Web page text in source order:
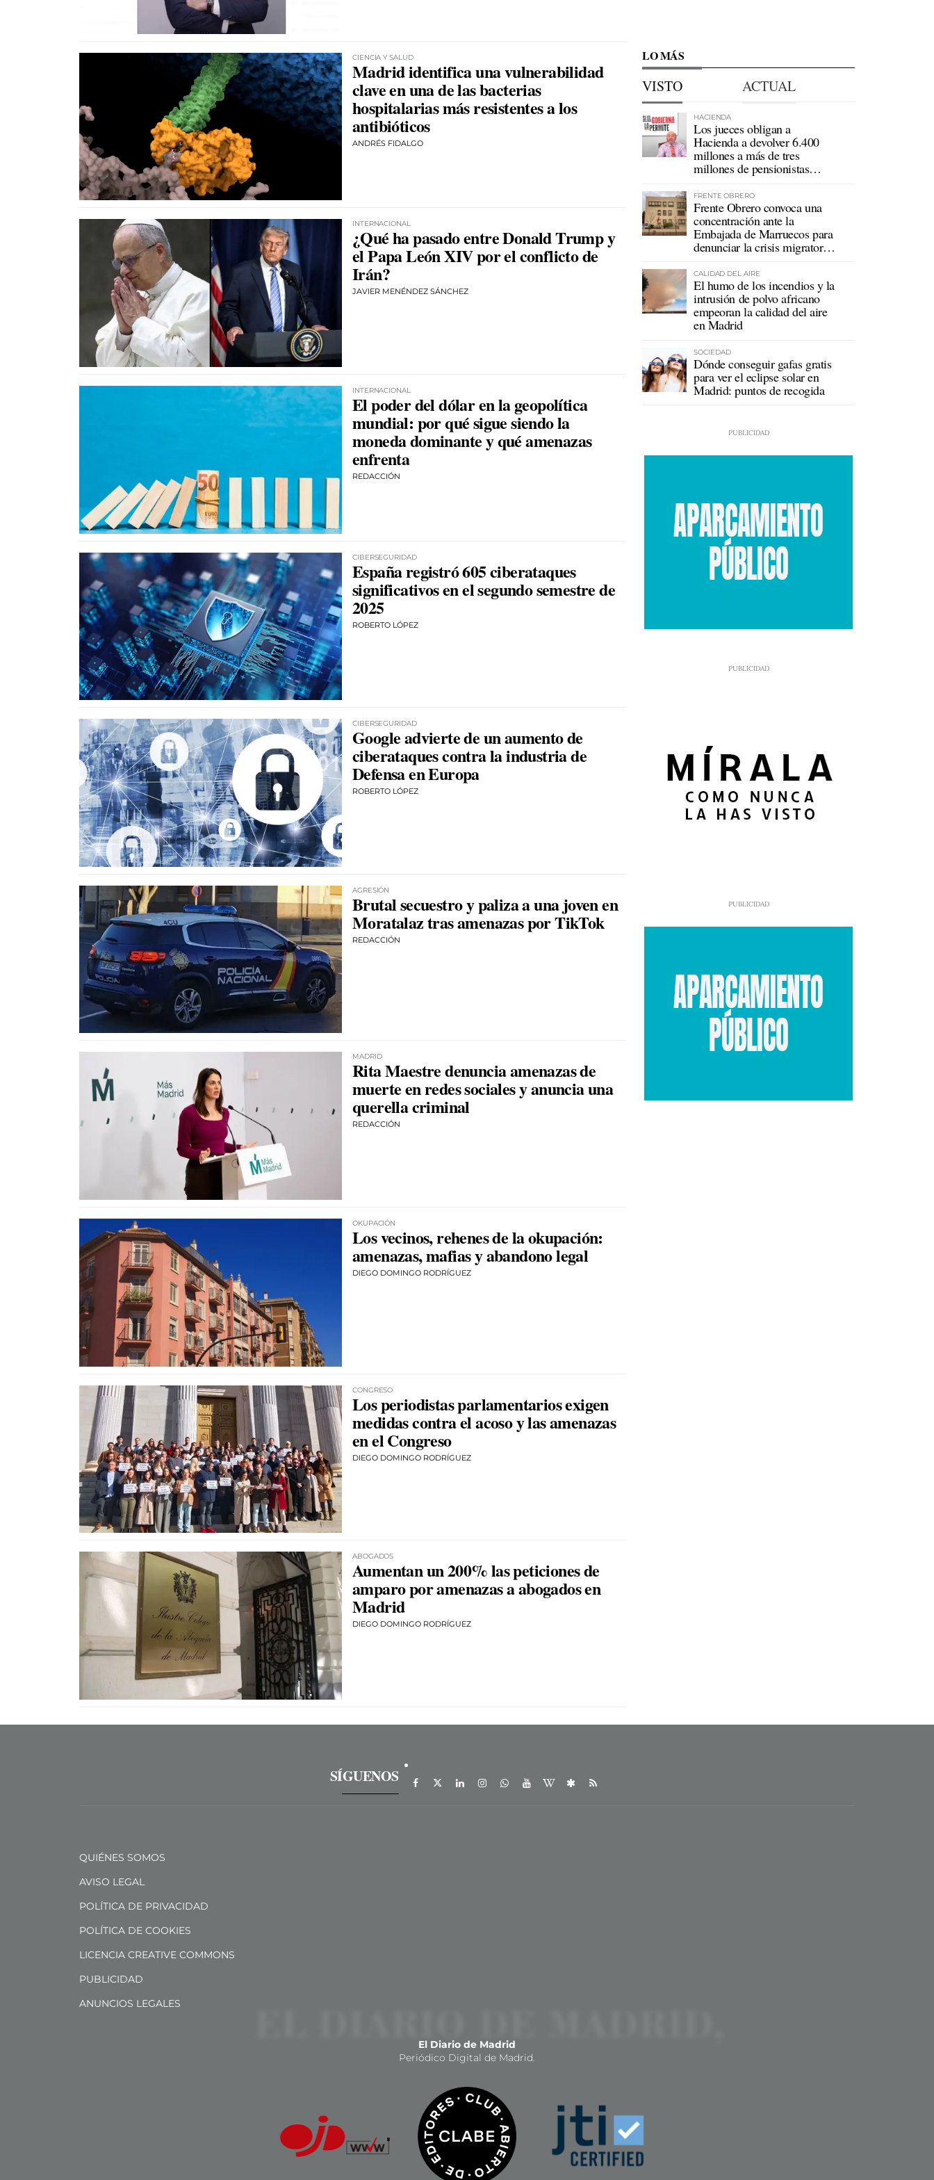
CIENCIA Y SALUD
Madrid identifica una vulnerabilidad
clave en una de las bacterias
hospitalarias más resistentes a los
antibióticos
ANDRÉS FIDALGO
INTERNACIONAL
¿Qué ha pasado entre Donald Trump y
el Papa León XIV por el conflicto de
Irán?
JAVIER MENÉNDEZ SÁNCHEZ
INTERNACIONAL
El poder del dólar en la geopolítica
mundial: por qué sigue siendo la
moneda dominante y qué amenazas
enfrenta
REDACCIÓN
CIBERSEGURIDAD
España registró 605 ciberataques
significativos en el segundo semestre de
2025
ROBERTO LÓPEZ
CIBERSEGURIDAD
Google advierte de un aumento de
ciberataques contra la industria de
Defensa en Europa
ROBERTO LÓPEZ
AGRESIÓN
Brutal secuestro y paliza a una joven en
Moratalaz tras amenazas por TikTok
REDACCIÓN
MADRID
Rita Maestre denuncia amenazas de
muerte en redes sociales y anuncia una
querella criminal
REDACCIÓN
OKUPACIÓN
Los vecinos, rehenes de la okupación:
amenazas, mafias y abandono legal
DIEGO DOMINGO RODRÍGUEZ
CONGRESO
Los periodistas parlamentarios exigen
medidas contra el acoso y las amenazas
en el Congreso
DIEGO DOMINGO RODRÍGUEZ
ABOGADOS
Aumentan un 200% las peticiones de
amparo por amenazas a abogados en
Madrid
DIEGO DOMINGO RODRÍGUEZ
LO MÁS
VISTO ACTUAL
HACIENDA
Los jueces obligan a
Hacienda a devolver 6.400
millones a más de tres
millones de pensionistas
FRENTE OBRERO
Frente Obrero convoca una
concentración ante la
Embajada de Marruecos para
denunciar la crisis migratoria
CALIDAD DEL AIRE
El humo de los incendios y la
intrusión de polvo africano
empeoran la calidad del aire
en Madrid
SOCIEDAD
Dónde conseguir gafas gratis
para ver el eclipse solar en
Madrid: puntos de recogida
SÍGUENOS
QUIÉNES SOMOS
AVISO LEGAL
POLÍTICA DE PRIVACIDAD
POLÍTICA DE COOKIES
LICENCIA CREATIVE COMMONS
PUBLICIDAD
ANUNCIOS LEGALES
El Diario de Madrid
Periódico Digital de Madrid.